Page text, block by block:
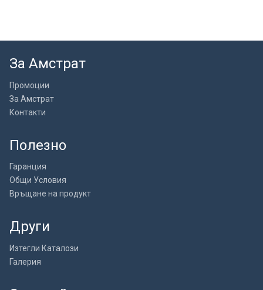
За Амстрат
Промоции
За Амстрат
Контакти
Полезно
Гаранция
Общи Условия
Връщане на продукт
Други
Изтегли Каталози
Галерия